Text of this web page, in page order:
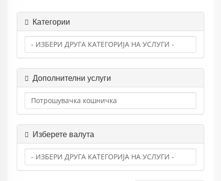
Категории
Дополнителни услуги
Изберете валута